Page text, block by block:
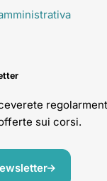
sui corsi.